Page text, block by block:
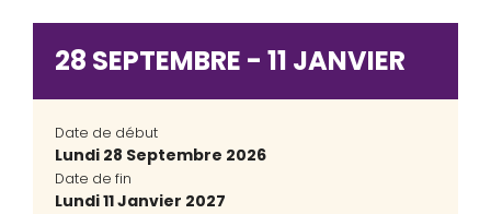
28 SEPTEMBRE - 11 JANVIER
Date de début
Lundi 28 Septembre 2026
Date de fin
Lundi 11 Janvier 2027